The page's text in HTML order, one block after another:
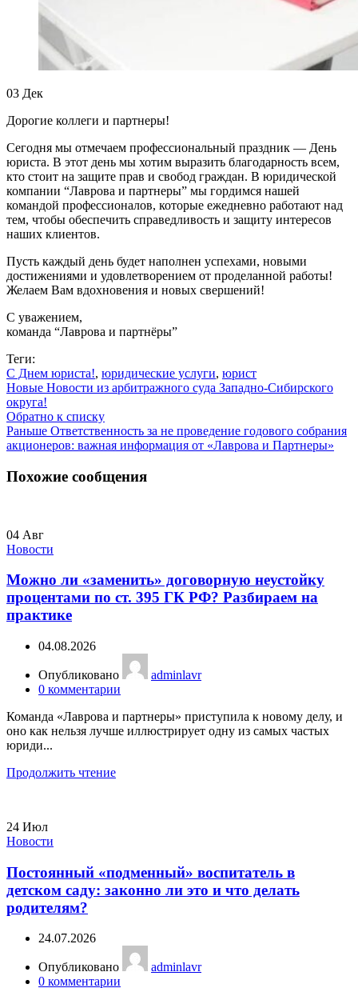
03 Дек
Дорогие коллеги и партнеры!
Сегодня мы отмечаем профессиональный праздник — День
юриста. В этот день мы хотим выразить благодарность всем,
кто стоит на защите прав и свобод граждан. В юридической
компании “Лаврова и партнеры” мы гордимся нашей
командой профессионалов, которые ежедневно работают над
тем, чтобы обеспечить справедливость и защиту интересов
наших клиентов.
Пусть каждый день будет наполнен успехами, новыми
достижениями и удовлетворением от проделанной работы!
Желаем Вам вдохновения и новых свершений!
С уважением,
команда “Лаврова и партнёры”
Теги:
С Днем юриста!, юридические услуги, юрист
Новые Новости из арбитражного суда Западно-Сибирского
округа!
Обратно к списку
Раньше Ответственность за не проведение годового собрания
акционеров: важная информация от «Лаврова и Партнеры»
Похожие сообщения
04 Авг
Новости
Можно ли «заменить» договорную неустойку
процентами по ст. 395 ГК РФ? Разбираем на
практике
04.08.2026
Опубликовано
adminlavr
0 комментарии
Команда «Лаврова и партнеры» приступила к новому делу, и
оно как нельзя лучше иллюстрирует одну из самых частых
юриди...
Продолжить чтение
24 Июл
Новости
Постоянный «подменный» воспитатель в
детском саду: законно ли это и что делать
родителям?
24.07.2026
Опубликовано
adminlavr
0 комментарии